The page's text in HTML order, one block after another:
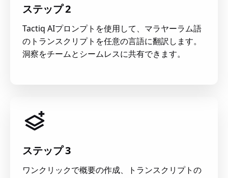
ステップ 2
Tactiq AIプロンプトを使用して、マラヤーラム語
のトランスクリプトを任意の言語に翻訳します。
洞察をチームとシームレスに共有できます。
ステップ 3
ワンクリックで概要の作成、トランスクリプトの